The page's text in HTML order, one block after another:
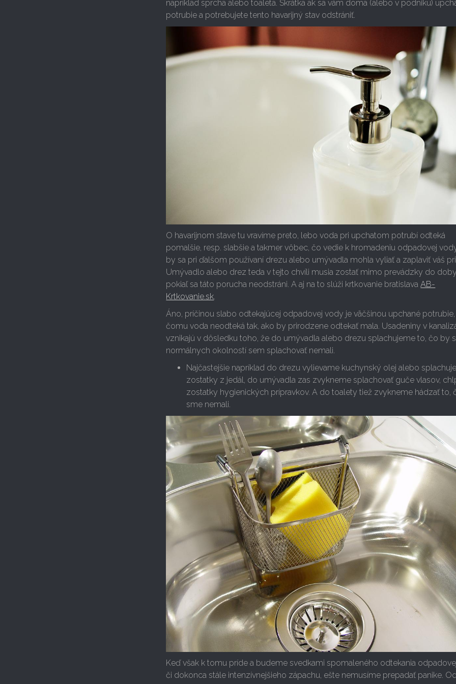
napríklad sprcha alebo toaleta. Skrátka ak sa vám doma (alebo v podniku)
potrubie a potrebujete tento havarijný stav odstrániť.
O havarijnom stave tu vravíme preto, lebo voda pri upchatom potrubí odteká
pomalšie, resp. slabšie a takmer vôbec, čo vedie k hromadeniu odpadovej
by sa pri ďalšom používaní drezu alebo umývadla mohla vyliať a zaplaviť váš
Umývadlo alebo drez teda v tejto chvíli musia zostať mimo prevádzky do
pokiaľ sa táto porucha neodstráni. A aj na to slúži krtkovanie bratislavaAB-
Krtkovanie.sk.
Áno, príčinou slabo odtekajúcej odpadovej vody je väčšinou upchané
čomu voda neodteká tak, ako by prirodzene odtekať mala. Usadeniny v
vznikajú v dôsledku toho, že do umývadla alebo drezu splachujeme to, čo by
normálnych okolností sem splachovať nemali.
Najčastejšie napríklad do drezu vylievame kuchynský olej alebo
zostatky z jedál, do umývadla zas zvykneme splachovať guče vlasov,
zostatky hygienických prípravkov. A do toalety tiež zvykneme hádzať to,
sme nemali.
Keď však k tomu príde a budeme svedkami spomaleného odtekania
či dokonca stále intenzívnejšieho zápachu, ešte nemusíme prepadať panike.